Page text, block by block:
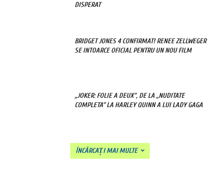
DISPERAT
BRIDGET JONES 4 CONFIRMAT! RENEE ZELLWEGER
SE INTOARCE OFICIAL PENTRU UN NOU FILM
„JOKER: FOLIE A DEUX”, DE LA „NUDITATE
COMPLETA” LA HARLEY QUINN A LUI LADY GAGA
ÎNCĂRCAȚI MAI MULTE